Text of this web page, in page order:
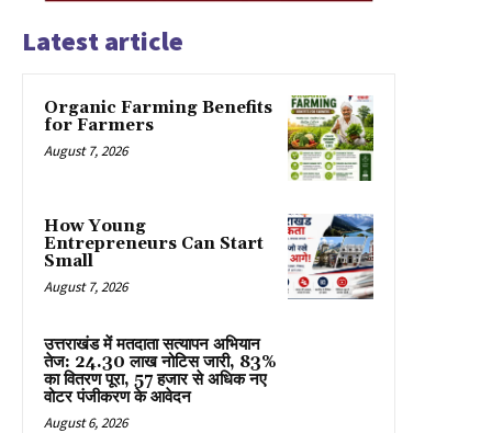
Latest article
Organic Farming Benefits
for Farmers
August 7, 2026
How Young
Entrepreneurs Can Start
Small
August 7, 2026
उत्तराखंड में मतदाता सत्यापन अभियान
तेज: 24.30 लाख नोटिस जारी, 83%
का वितरण पूरा, 57 हजार से अधिक नए
वोटर पंजीकरण के आवेदन
August 6, 2026